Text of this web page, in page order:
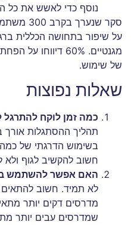
נוסף כדי לאשש את כל
על שיפור בתחושה הכללית
מגנטיים. 60%
של שימוש.
שאלות נפוצות
כמה זמן לוקח
תהליך ההסתגלות אורך
בשימוש הדרגתי של כמה
חשוב להקשיב לגוף
האם אפשר להשתמש
לא תמיד. חשוב
מדרסים דקים יותר
שמדרסים עבים יותר